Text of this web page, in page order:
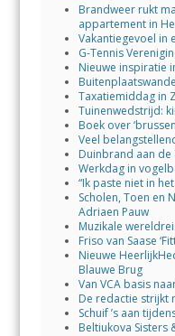
Brandweer rukt
appartement in
Vakantiegevoel in
G-Tennis
Nieuwe inspiratie
Taxatiemiddag in
Tuinenwedstrijd:
Boek over
Veel
Duinbrand aan de
Werkdag in
“Ik paste niet in
Scholen, Toen en
Adriaen Pauw
Muzikale
Friso van Saase
Nieuwe
Blauwe Brug
Van VCA basis
De redactie strijkt
Schuif ’s aan
Beltiukova Sisters